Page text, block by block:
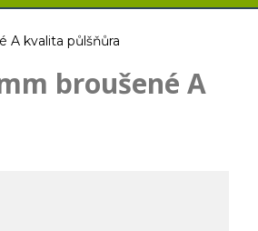
A kvalita půlšňůra
broušené A